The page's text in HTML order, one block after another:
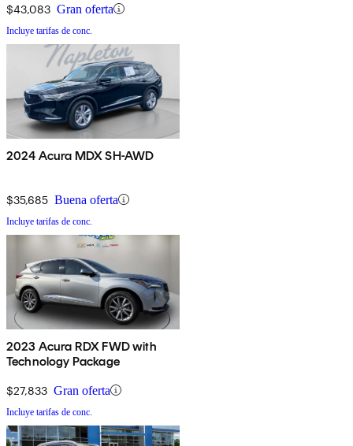
$43,083 Gran oferta
Incluye tarifas de conc.
2024 Acura MDX SH-AWD
$35,685 Buena oferta
Incluye tarifas de conc.
2023 Acura RDX FWD with
Technology Package
$27,833 Gran oferta
Incluye tarifas de conc.